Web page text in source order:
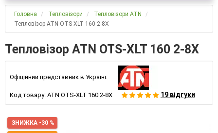
Головна Тепловізори
Тепловізори ATN
Тепловізор ATN OTS-XLT 160 2-8X
Тепловізор ATN OTS-XLT 160 2-8X
Офіційний представник в Україні:
Код товару: ATN OTS-XLT 160 2-8X 19 відгуки
ЗНИЖКА -30 %